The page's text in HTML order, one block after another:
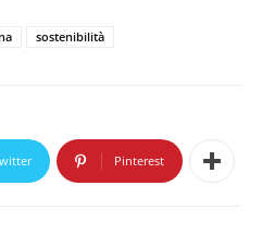
sostenibilità
Pinterest